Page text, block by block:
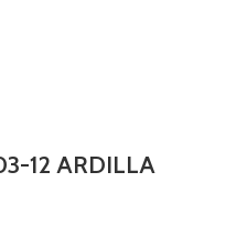
12 ARDILLA